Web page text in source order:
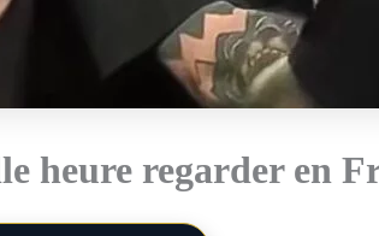
heure regarder en